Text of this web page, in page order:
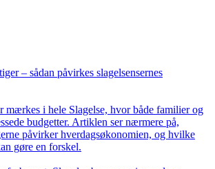
– sådan påvirkes slagelsensernes
mærkes i hele Slagelse, hvor både familier og
budgetter. Artiklen ser nærmere på,
påvirker hverdagsøkonomien, og hvilke
gøre en forskel.